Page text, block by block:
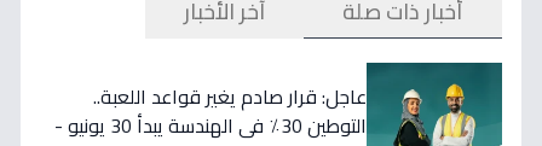
أخبار ذات صلة آخر الأخبار
عاجل: قرار صادم يغير قواعد اللعبة..
التوطين 30٪ في الهندسة يبدأ 30 يونيو -